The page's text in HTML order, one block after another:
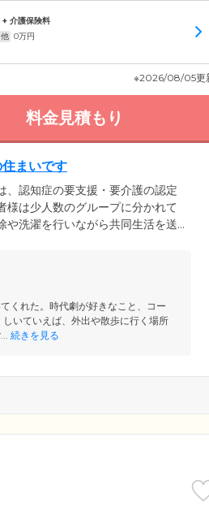
+ 介護保険料
他 0万円
※2026/08/05更
料金見積もり
まいです
、認知症の要支援・要介護の認定
様は少人数のグループに分かれて
や洗濯を行いながら共同生活を送
崎動物公園」があり、ちょっと
だけます。
くれた。時代劇が好きなこと、コー
いていえば、外出や散歩に行く場所
続きを見る